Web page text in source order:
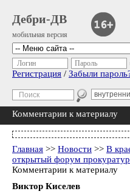
Дебри-ДВ
мобильная версия
Логин Пароль
Регистрация / Забыли
Комментарии к материалу
Главная >> Новости >> В
открытый форум
Комментарии к материалу
Виктор Киселев